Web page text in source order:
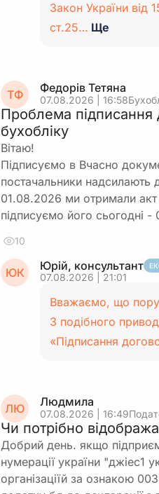
Закон України від
ст.25… Ще
ТФ Федорів Тетяна
07.08.2026 | 16:58
Проблема підписання
бухобліку
Вітаю!
Підписуємо в Вчасно
постачальники надсилають
01.08.2026 ми отримали
підписуємо його сьогодні
10
ЮК Юрій, консультант
07.08.2026 | 21:01
Вважаємо, що
З подібного
«Підписання
ЛЮ Людмила
07.08.2026 | 16:49
Чи потрібно
Добрий день. якщо
нумерації україни "джіес1
організаціїй за ознакою